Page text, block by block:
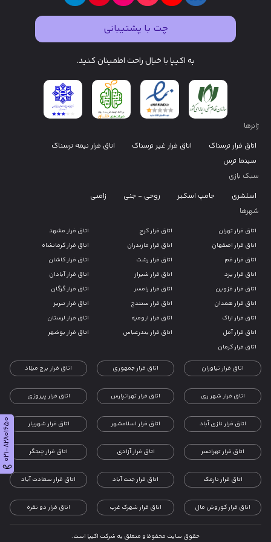
021-82801650
چت با پشتیبانی
به اکیپا با خیال راحت اطمینان کنید.
ژانرها
اتاق فرار ترسناک
اتاق فرار غیر ترسناک
اتاق فرار نیمه ترسناک
سینما ترس
سبک بازی
اسلشری
جامپ اسکیر روحی - جنی
زامبی
شهرها
اتاق فرار تهران اتاق فرار کرج
اتاق فرار مشهد
اتاق فرار اصفهان
اتاق فرار مازندران
اتاق فرار کرمانشاه
اتاق فرار قم
اتاق فرار رشت
اتاق فرار کاشان
اتاق فرار یزد
اتاق فرار شیراز
اتاق فرار آبادان
اتاق فرار قزوین
اتاق فرار رامسر
اتاق فرار گرگان
اتاق فرار همدان
اتاق فرار سنندج
اتاق فرار تبریز
اتاق فرار اراک
اتاق فرار ارومیه
اتاق فرار لرستان
اتاق فرار آمل
اتاق فرار بندرعباس
اتاق فرار بوشهر
اتاق فرار کرمان
اتاق فرار نیاوران اتاق فرار جمهوری اتاق فرار برج میلاد
اتاق فرار شهر ری اتاق فرار تهرانپارس اتاق فرار پیروزی
اتاق فرار نازی آباد اتاق فرار اسلامشهر اتاق فرار شهریار
اتاق فرار تهرانسر اتاق فرار آزادی اتاق فرار چیتگر
اتاق فرار نارمک اتاق فرار جنت آباد اتاق فرار سعادت آباد
اتاق فرار کوروش مال اتاق فرار شهرک غرب اتاق فرار دو نفره
حقوق سایت محفوظ و متعلق به شرکت اکیپا است.